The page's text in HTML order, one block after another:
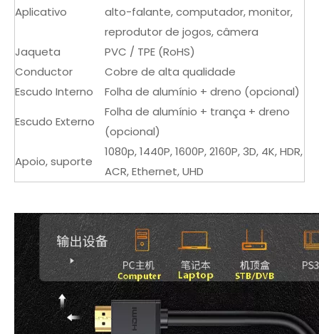
Aplicativo
alto-falante, computador, monitor,
reprodutor de jogos, câmera
Jaqueta
PVC / TPE (RoHS)
Conductor
Cobre de alta qualidade
Escudo Interno
Folha de alumínio + dreno (opcional)
Escudo Externo
Folha de alumínio + trança + dreno
(opcional)
Apoio, suporte
1080p, 1440P, 1600P, 2160P, 3D, 4K, HDR,
ACR, Ethernet, UHD